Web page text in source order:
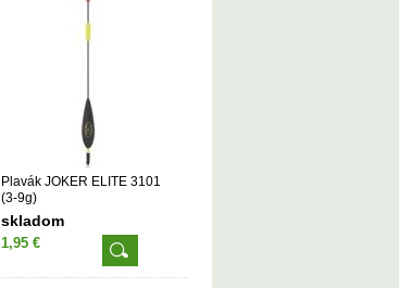
Plavák JOKER ELITE 3101
(3-9g)
skladom
1,95 €